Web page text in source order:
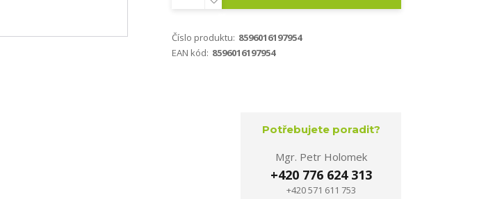
Číslo produktu: 8596016197954
EAN kód: 8596016197954
Potřebujete poradit?
Mgr. Petr Holomek
+420 776 624 313
+420 571 611 753